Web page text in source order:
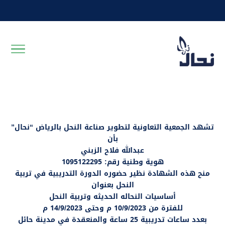
تشهد الجمعية التعاونية لتطوير صناعة النحل بالرياض “نحال”
بأن
عبدالله فلاح الزبني
هوية وطنية رقم: 1095122295
منح هذه الشهادة نظير حضوره الدورة التدريبية في تربية
النحل بعنوان
أساسيات النحاله الحديثه وتربية النحل
للفترة من 10/9/2023 م وحتى 14/9/2023 م
بعدد ساعات تدريبية 25 ساعة والمنعقدة في مدينة حائل